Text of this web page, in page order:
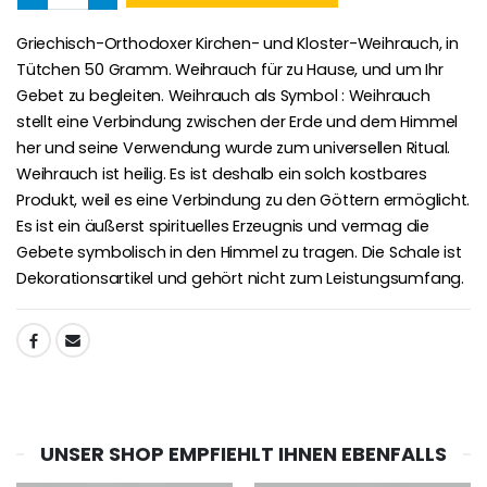
-25%
€67.50
Heiliges Salböl
€9.90
€2.50
€5.00
Griechisch-Orthodoxer Kirchen- und Kloster-Weihrauch, in
Tütchen 50 Gramm. Weihrauch für zu Hause, und um Ihr
Gebet zu begleiten. Weihrauch als Symbol : Weihrauch
stellt eine Verbindung zwischen der Erde und dem Himmel
her und seine Verwendung wurde zum universellen Ritual.
Weihrauch ist heilig. Es ist deshalb ein solch kostbares
Produkt, weil es eine Verbindung zu den Göttern ermöglicht.
Es ist ein äußerst spirituelles Erzeugnis und vermag die
Gebete symbolisch in den Himmel zu tragen. Die Schale ist
Dekorationsartikel und gehört nicht zum Leistungsumfang.
TEILEN:
UNSER SHOP EMPFIEHLT IHNEN EBENFALLS